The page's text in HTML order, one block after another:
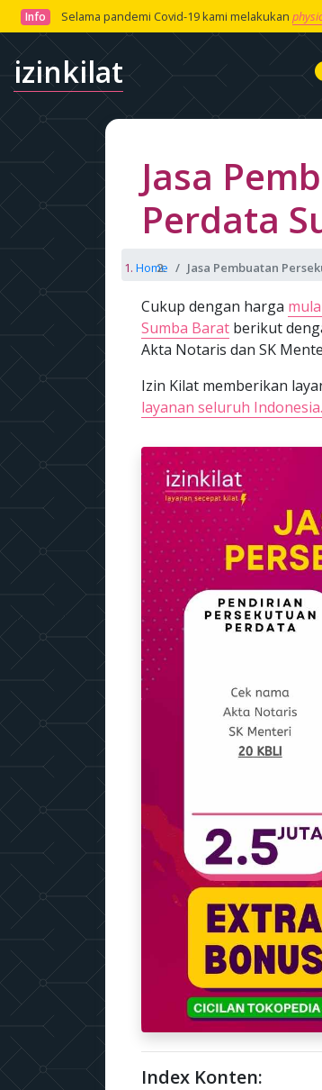
Info Selama pandemi Covid-19 kami melakukan
izinkilat
Jasa
Perdata
Home Jasa Pembuatan
Cukup dengan harga
Sumba Barat berikut
Akta Notaris dan SK
Izin Kilat memberikan
layanan seluruh Indonesia.
Index Konten: